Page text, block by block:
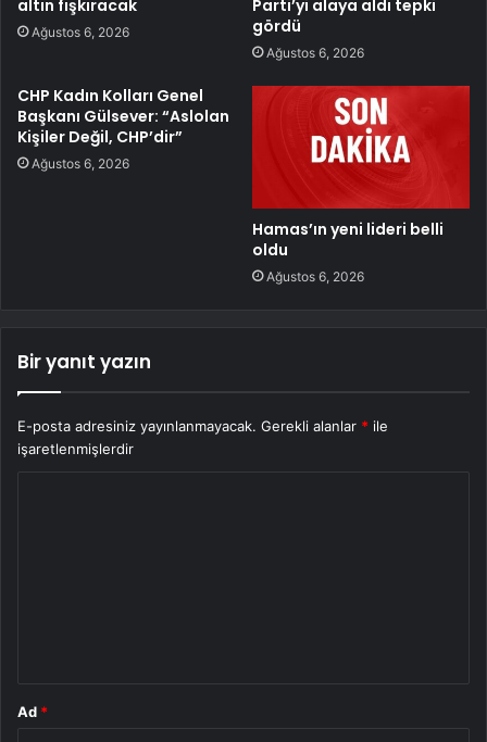
altın fışkıracak
Ağustos 6, 2026
Parti’yi alaya aldı tepki
gördü
Ağustos 6, 2026
CHP Kadın Kolları Genel
Başkanı Gülsever: “Aslolan
Kişiler Değil, CHP’dir”
Ağustos 6, 2026
Hamas’ın yeni lideri belli
oldu
Ağustos 6, 2026
Bir yanıt yazın
E-posta adresiniz yayınlanmayacak. Gerekli alanlar * ile
işaretlenmişlerdir
Ad *